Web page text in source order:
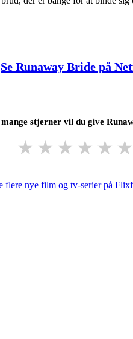
Se Runaway Bride på
stjerner vil du give
★ ★ ★ ★ ★ ★
flere nye film og tv-serier på